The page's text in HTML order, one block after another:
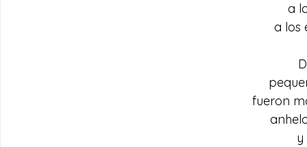
a
a los
fueron
y